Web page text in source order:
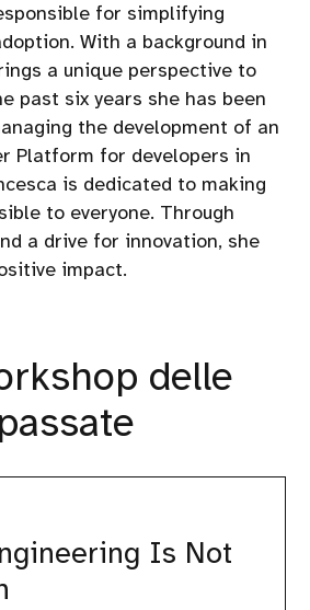
for simplifying
With a background in
a unique perspective to
past six years she has been
the development of an
Platform for developers in
is dedicated to making
to everyone. Through
a drive for innovation, she
impact.
delle
Is Not